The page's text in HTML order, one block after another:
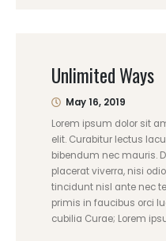
Unlimited Ways
May 16, 2019
Lorem ipsum dolor sit
elit. Curabitur lectus
bibendum nec mauris.
placerat viverra, nisi
tincidunt nisl ante nec
primis in faucibus orci
cubilia Curae; Lorem